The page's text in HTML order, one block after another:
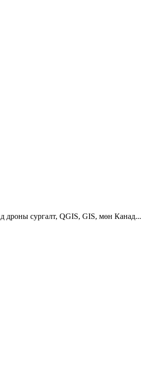
дроны сургалт, QGIS, GIS, мөн Канад...